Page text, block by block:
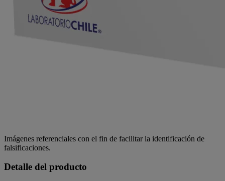
Imágenes referenciales con el fin de facilitar la identificación de
falsificaciones.
Detalle del producto